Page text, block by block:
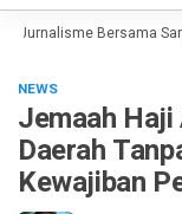
Bersama Sang
NEWS
Jemaah
Daerah
Kewajiban